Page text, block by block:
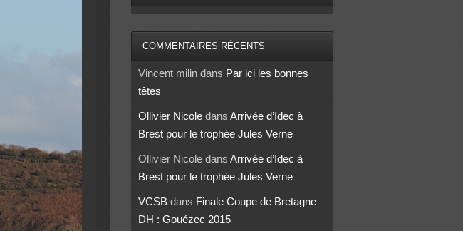
COMMENTAIRES RÉCENTS
Vincent milindans Par ici les bonnes
têtes
Ollivier Nicoledans Arrivée d’Idec à
Brest pour le trophée Jules Verne
Ollivier Nicoledans Arrivée d’Idec à
Brest pour le trophée Jules Verne
VCSBdans Finale Coupe de Bretagne
DH : Gouézec 2015